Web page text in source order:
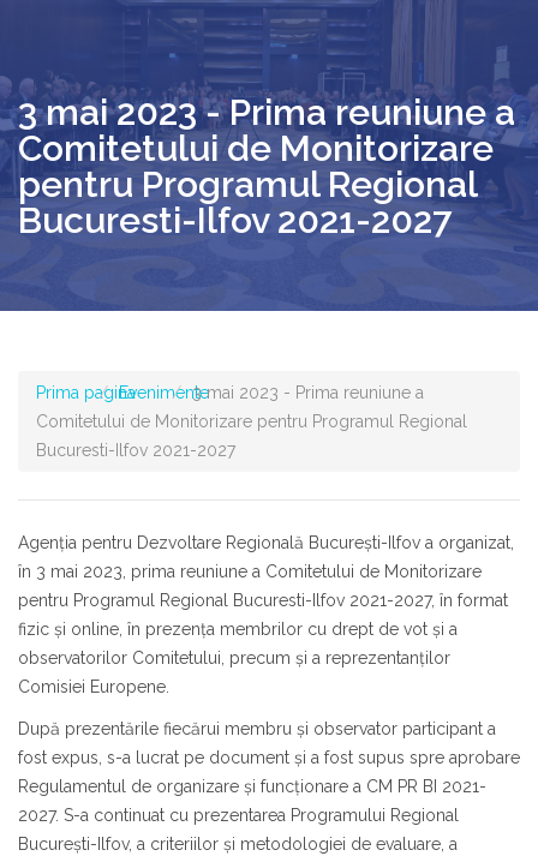
3 mai 2023 - Prima reuniune a
Comitetului de Monitorizare
pentru Programul Regional
Bucuresti-Ilfov 2021-2027
Prima paginaEvenimente3 mai 2023 - Prima reuniune a
Comitetului de Monitorizare pentru Programul Regional
Bucuresti-Ilfov 2021-2027
Agenţia pentru Dezvoltare Regională București-Ilfov a organizat,
în 3 mai 2023, prima reuniune a Comitetului de Monitorizare
pentru Programul Regional Bucuresti-Ilfov 2021-2027, în format
fizic şi online, în prezenţa membrilor cu drept de vot şi a
observatorilor Comitetului, precum şi a reprezentanţilor
Comisiei Europene.
După prezentările fiecărui membru şi observator participant a
fost expus, s-a lucrat pe document şi a fost supus spre aprobare
Regulamentul de organizare şi funcționare a CM PR BI 2021-
2027. S-a continuat cu prezentarea Programului Regional
Bucureşti-Ilfov, a criteriilor şi metodologiei de evaluare, a